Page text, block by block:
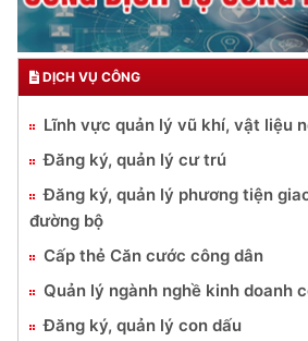
DỊCH VỤ CÔNG
Lĩnh vực quản lý vũ khí, vật liệu
Đăng ký, quản lý cư trú
Đăng ký, quản lý phương tiện
đường bộ
Cấp thẻ Căn cước công dân
Quản lý ngành nghề kinh doanh
Đăng ký, quản lý con dấu